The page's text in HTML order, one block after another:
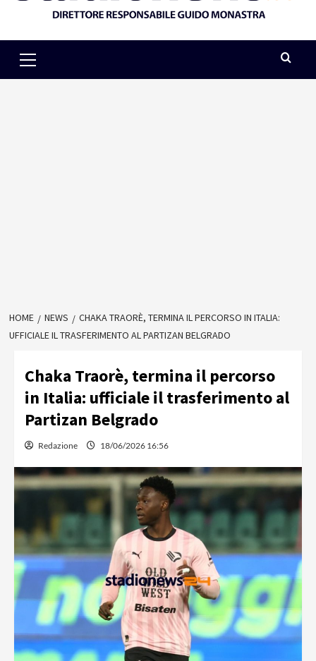
Menu
HOME NEWS
CHAKA TRAORÈ, TERMINA IL PERCORSO IN ITALIA:
UFFICIALE IL TRASFERIMENTO AL PARTIZAN BELGRADO
Chaka Traorè, termina il percorso
in Italia: ufficiale il trasferimento al
Partizan Belgrado
Redazione 18/06/2026 16:56